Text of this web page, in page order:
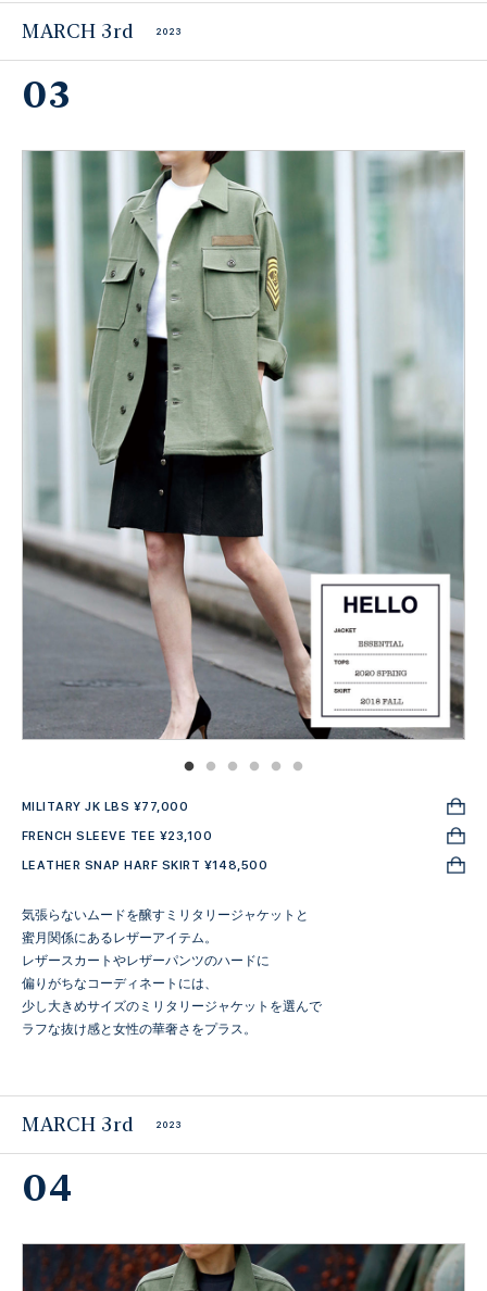
MARCH 3rd 2023
03
MILITARY JK LBS ¥77,000
FRENCH SLEEVE TEE ¥23,100
LEATHER SNAP HARF SKIRT ¥148,500
気張らないムードを醸すミリタリージャケットと
蜜月関係にあるレザーアイテム。
レザースカートやレザーパンツのハードに
偏りがちなコーディネートには、
少し大きめサイズのミリタリージャケットを選んで
ラフな抜け感と女性の華奢さをプラス。
MARCH 3rd 2023
04